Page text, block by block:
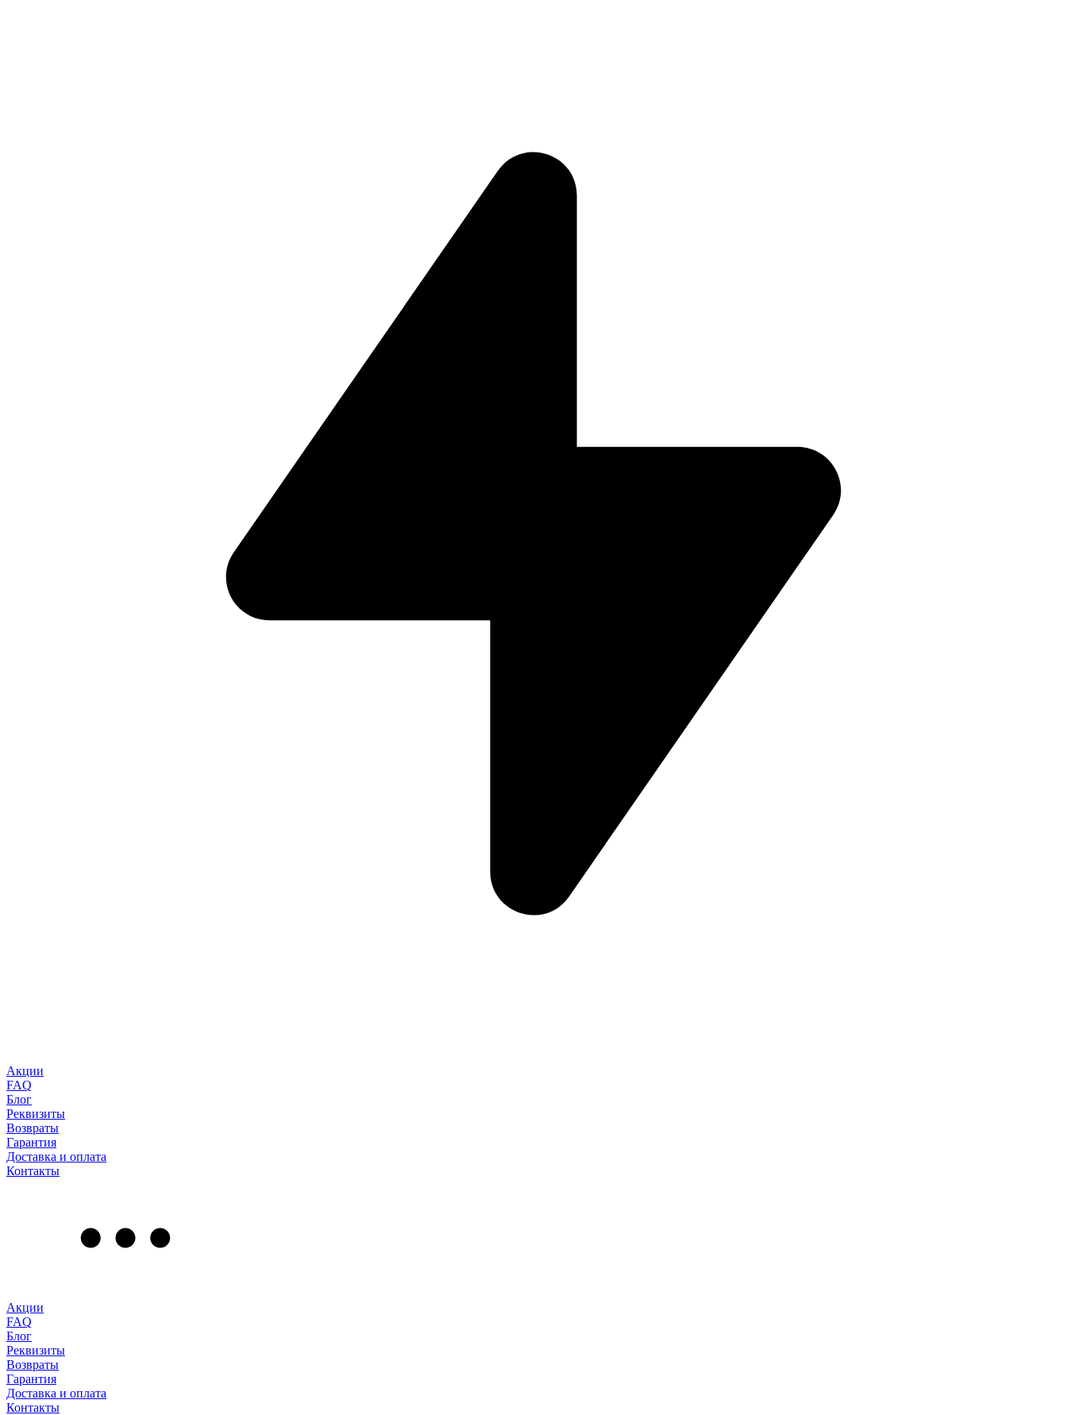
Акции
FAQ
Блог
Реквизиты
Возвраты
Гарантия
Доставка и оплата
Контакты
Акции
FAQ
Блог
Реквизиты
Возвраты
Гарантия
Доставка и оплата
Контакты